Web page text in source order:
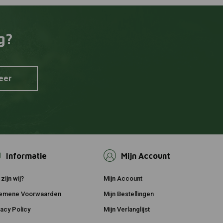
Informatie
zijn wij?
Voorwaarden
Policy
Mijn Account
Mijn Account
Mijn Bestellingen
Mijn Verlanglijst